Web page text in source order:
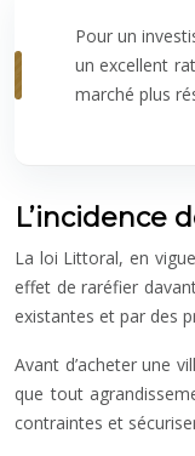
Pour un
un excellent
marché plus
L’incidence
La loi Littoral, en
effet de raréfier
existantes et par des
Avant d’acheter une
que tout
contraintes et